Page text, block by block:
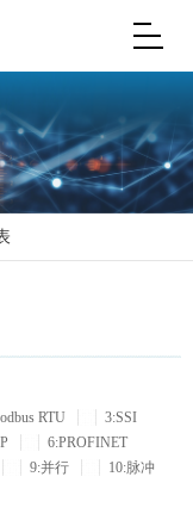
RTU
3:SSI
6:PROFINET
9:并行
10:脉冲